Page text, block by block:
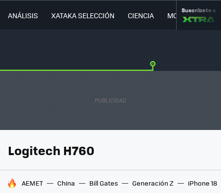
ANÁLISIS XATAKA SELECCIÓN CIENCIA MOVILIDAD
Suscríbete a
Logitech H760
HOY SE HABLA DE
AEMET China Bill Gates Generación Z iPhone 18